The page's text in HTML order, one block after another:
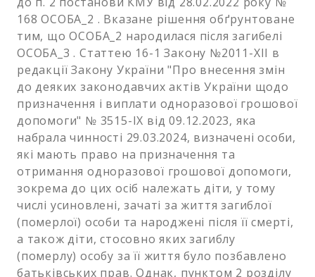
168 ОСОБА_2 . Вказане рішення обґрунтоване
тим, що ОСОБА_2 народилася після загибелі
ОСОБА_3 . Статтею 16-1 Закону №2011-XII в
редакції Закону України "Про внесення змін
до деяких законодавчих актів України щодо
призначення і виплати одноразової грошової
допомоги" № 3515-IX від 09.12.2023, яка
набрала чинності 29.03.2024, визначені особи,
які мають право на призначення та
отримання одноразової грошової допомоги,
зокрема до цих осіб належать діти, у тому
числі усиновлені, зачаті за життя загиблої
(померлої) особи та народжені після її смерті,
а також діти, стосовно яких загиблу
(померлу) особу за її життя було позбавлено
батьківських прав. Однак, пунктом 2 розділу